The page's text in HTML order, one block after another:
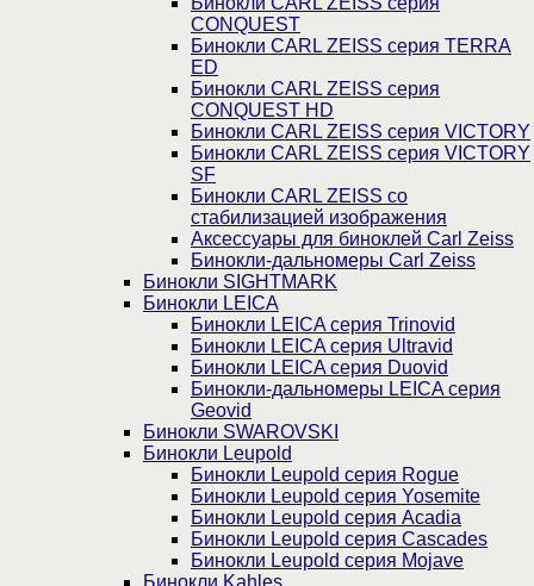
CONQUEST
Бинокли CARL ZEISS серия TERRA
ED
Бинокли CARL ZEISS серия
CONQUEST HD
Бинокли CARL ZEISS серия VICTORY
Бинокли CARL ZEISS серия VICTORY
SF
Бинокли CARL ZEISS со
стабилизацией изображения
Аксессуары для биноклей Carl Zeiss
Бинокли-дальномеры Carl Zeiss
Бинокли SIGHTMARK
Бинокли LEICA
Бинокли LEICA серия Trinovid
Бинокли LEICA серия Ultravid
Бинокли LEICA серия Duovid
Бинокли-дальномеры LEICA серия
Geovid
Бинокли SWAROVSKI
Бинокли Leupold
Бинокли Leupold серия Rogue
Бинокли Leupold серия Yosemite
Бинокли Leupold серия Acadia
Бинокли Leupold серия Cascades
Бинокли Leupold серия Mojave
Бинокли Kahles